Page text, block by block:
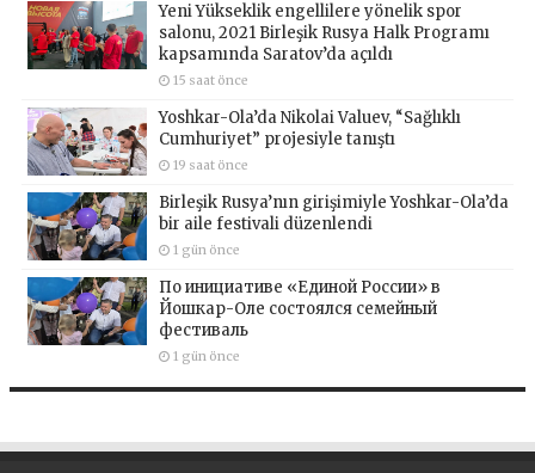
Yeni Yükseklik engellilere yönelik spor
salonu, 2021 Birleşik Rusya Halk Programı
kapsamında Saratov’da açıldı
15 saat önce
Yoshkar-Ola’da Nikolai Valuev, “Sağlıklı
Cumhuriyet” projesiyle tanıştı
19 saat önce
Birleşik Rusya’nın girişimiyle Yoshkar-Ola’da
bir aile festivali düzenlendi
1 gün önce
По инициативе «Единой России» в
Йошкар-Оле состоялся семейный
фестиваль
1 gün önce